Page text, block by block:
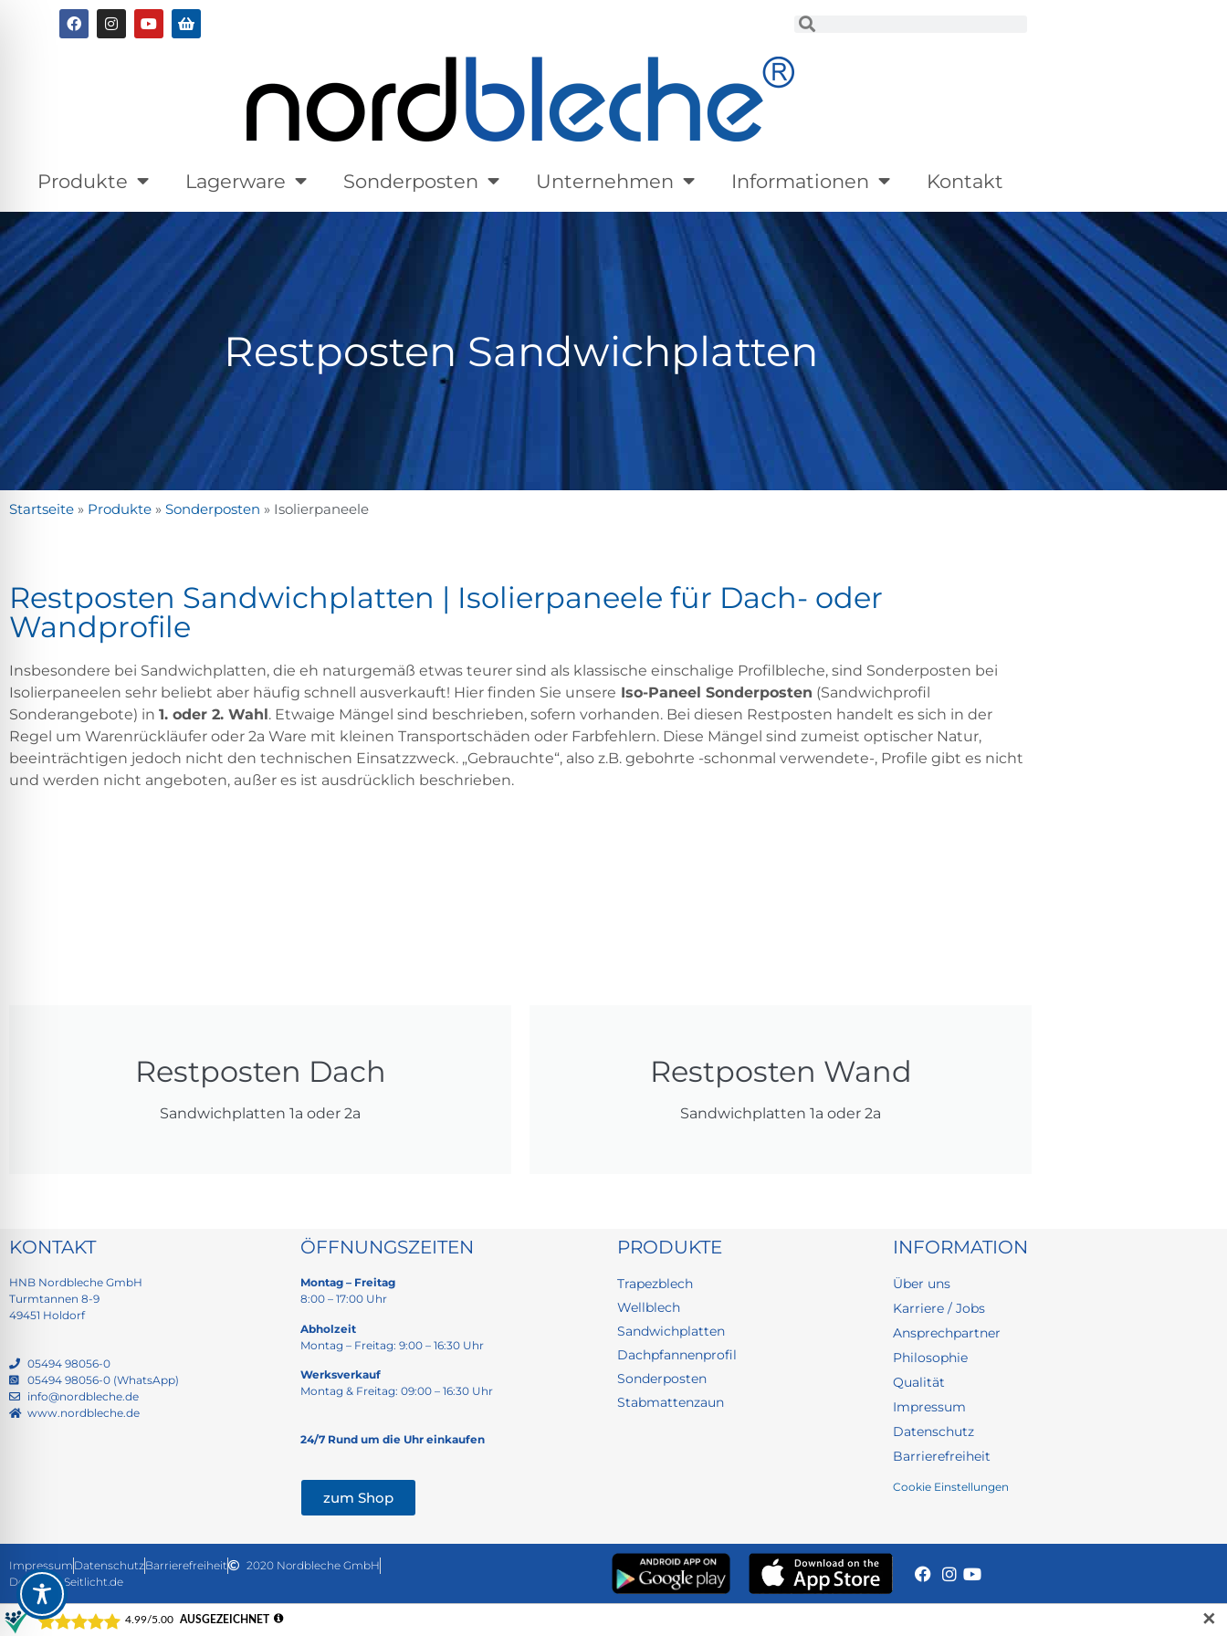
Produkte Lagerware Sonderposten Unternehmen Informationen Kontakt
Restposten Sandwichplatten
Startseite » Produkte » Sonderposten » Isolierpaneele
Restposten Sandwichplatten | Isolierpaneele für Dach- oder
Wandprofile
Insbesondere bei Sandwichplatten, die eh naturgemäß etwas teurer sind als klassische einschalige Profilbleche, sind Sonderposten bei
Isolierpaneelen sehr beliebt aber häufig schnell ausverkauft! Hier finden Sie unsere Iso-Paneel Sonderposten (Sandwichprofil
Sonderangebote) in 1. oder 2. Wahl. Etwaige Mängel sind beschrieben, sofern vorhanden. Bei diesen Restposten handelt es sich in der
Regel um Warenrückläufer oder 2a Ware mit kleinen Transportschäden oder Farbfehlern. Diese Mängel sind zumeist optischer Natur,
beeinträchtigen jedoch nicht den technischen Einsatzzweck. „Gebrauchte“, also z.B. gebohrte -schonmal verwendete-, Profile gibt es nicht
und werden nicht angeboten, außer es ist ausdrücklich beschrieben.
Restposten Dach
Sandwichplatten 1a oder 2a
Restposten Wand
Sandwichplatten 1a oder 2a
KONTAKT
HNB Nordbleche GmbH
Turmtannen 8-9
49451 Holdorf
05494 98056-0
05494 98056-0 (WhatsApp)
info@nordbleche.de
www.nordbleche.de
ÖFFNUNGSZEITEN
Montag – Freitag
8:00 – 17:00 Uhr
Abholzeit
Montag – Freitag: 9:00 – 16:30 Uhr
Werksverkauf
Montag & Freitag: 09:00 – 16:30 Uhr
24/7 Rund um die Uhr einkaufen
zum Shop
PRODUKTE
Trapezblech
Wellblech
Sandwichplatten
Dachpfannenprofil
Sonderposten
Stabmattenzaun
INFORMATION
Über uns
Karriere / Jobs
Ansprechpartner
Philosophie
Qualität
Impressum
Datenschutz
Barrierefreiheit
Cookie Einstellungen
Impressum DatenschutzBarrierefreiheit
2020 Nordbleche GmbH
Design @ Seitlicht.de
✕